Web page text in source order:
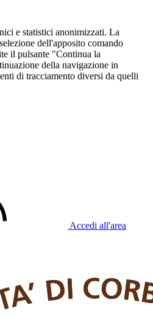
e statistici anonimizzati. La
dell'apposito comando
il pulsante "Continua la
della navigazione in
di tracciamento diversi da quelli
Accedi all'area